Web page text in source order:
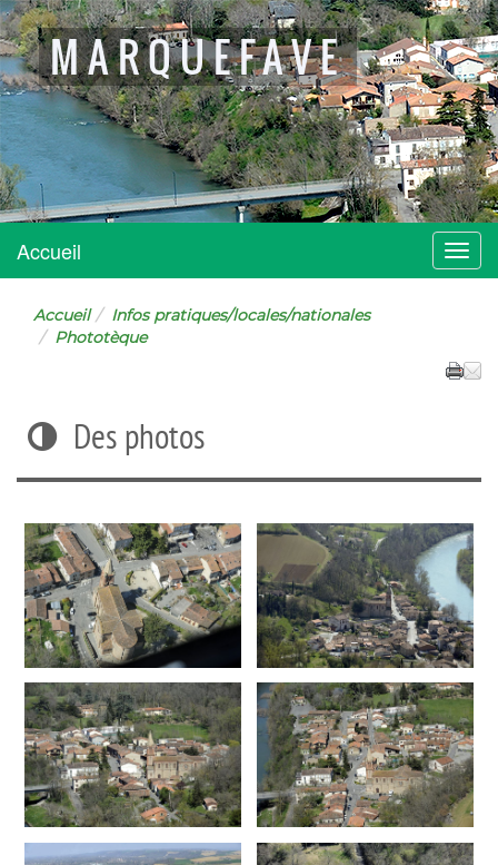
MARQUEFAVE
Menu
Accueil
Accueil
Infos pratiques/locales/nationales
Phototèque
Des photos